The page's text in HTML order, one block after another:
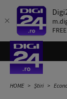
HOME Știri